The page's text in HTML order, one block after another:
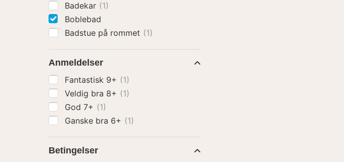
Badekar (1)
Boblebad
Badstue på rommet (1)
Anmeldelser
Fantastisk 9+ (1)
Veldig bra 8+ (1)
God 7+ (1)
Ganske bra 6+ (1)
Betingelser